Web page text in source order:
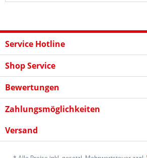
Service Hotline
Shop Service
Bewertungen
Zahlungsmöglichkeiten
Versand